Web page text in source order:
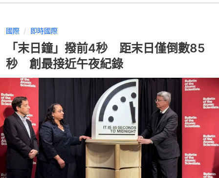
國際 即時國際
「末日鐘」撥前4秒 距末日僅倒數85
秒 創最接近午夜紀錄